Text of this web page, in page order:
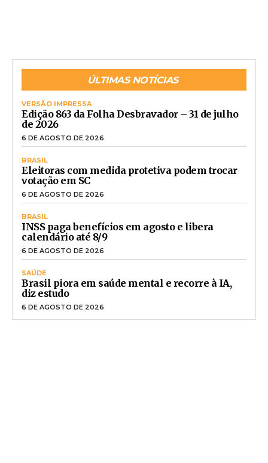
ÚLTIMAS NOTÍCIAS
VERSÃO IMPRESSA
Edição 863 da Folha Desbravador – 31 de julho
de 2026
6 DE AGOSTO DE 2026
BRASIL
Eleitoras com medida protetiva podem trocar
votação em SC
6 DE AGOSTO DE 2026
BRASIL
INSS paga benefícios em agosto e libera
calendário até 8/9
6 DE AGOSTO DE 2026
SAÚDE
Brasil piora em saúde mental e recorre à IA,
diz estudo
6 DE AGOSTO DE 2026